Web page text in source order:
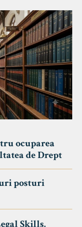
ocuparea
de Drept
posturi
Skills.